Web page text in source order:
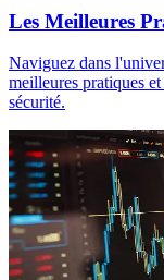
Les Meilleures
Naviguez dans
meilleures pratiques
sécurité.